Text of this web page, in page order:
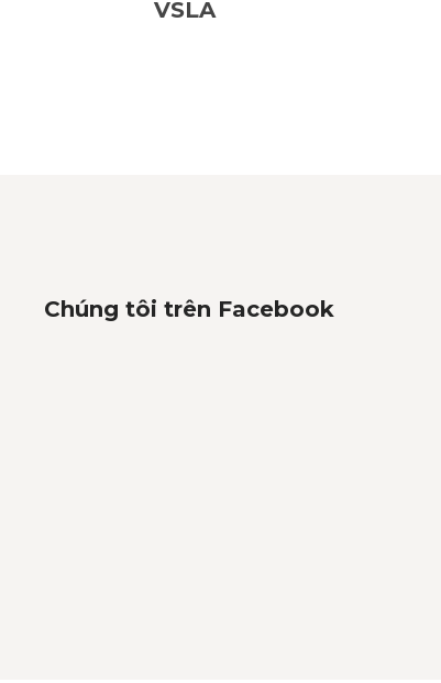
VSLA
Chúng tôi trên Facebook